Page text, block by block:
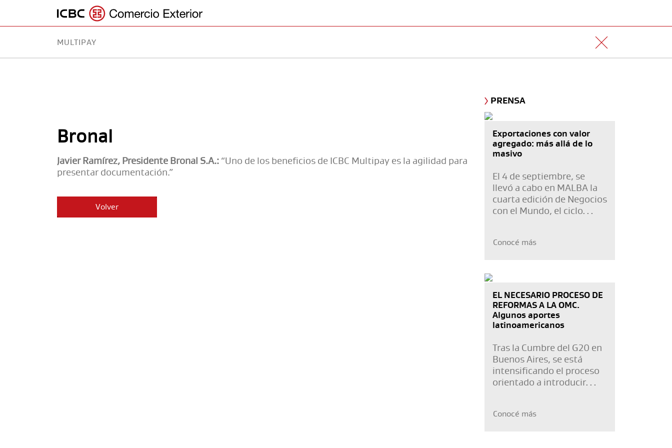
MULTIPAY PREMIO COMEX
MULTIPAY
Bronal
Javier Ramírez, Presidente Bronal S.A.: “Uno de los beneficios de ICBC Multipay es la agilidad para
presentar documentación.”
Volver
PRENSA
Exportaciones con valor
agregado: más allá de lo
masivo
El 4 de septiembre, se
llevó a cabo en MALBA la
cuarta edición de Negocios
con el Mundo, el ciclo
de ICBC.
Conocé más
EL NECESARIO PROCESO DE
REFORMAS A LA OMC.
Algunos aportes
latinoamericanos
Tras la Cumbre del G20 en
Buenos Aires, se está
intensificando el proceso
orientado a introducir
Comercio. Al respecto,
Conocé más